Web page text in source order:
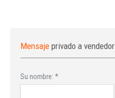
Mensaje privado a vendedor
Su nombre: *